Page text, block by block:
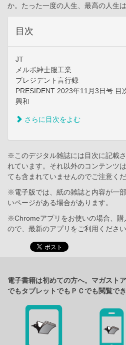
か。たった一度の人生、最高の人生は
目次
JT
メルボ紳士服工業
プレジデント言行録
PRESIDENT 2023年11月3日号 目
興和
さらに目次をよむ
※このデジタル雑誌には目次に記載
れています。それ以外のコンテンツ
ても含まれていませんのでご注意くだ
※電子版では、紙の雑誌と内容が一
いページがある場合があります。
※Chromeアプリをお使いの場合、購
ので、最新のアプリをご利用ください
電子書籍は初めての方へ。マガスト
でもタブレットでもＰＣでも閲覧でき